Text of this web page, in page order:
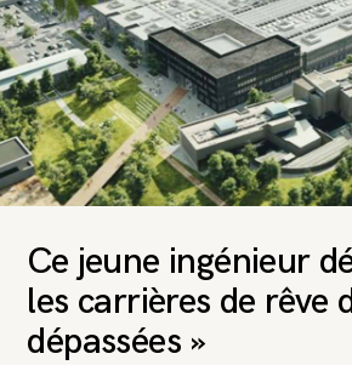
Ce jeune ingénieur
les carrières de rêve
dépassées »